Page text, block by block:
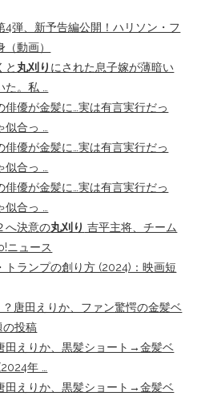
4弾、新予告編公開！ハリソン・フ
動画）
と 丸刈り にされた息子嫁が薄暗い
。私 …
優が金髪に…実は有言実行だっ
合っ …
優が金髪に…実は有言実行だっ
合っ …
優が金髪に…実は有言実行だっ
合っ …
へ決意の丸刈り 吉平主将、チーム
ニュース
トランプの創り方 (2024)：映画短
唐田えりか、ファン驚愕の金髪ベ
の投稿
田えりか、黒髪ショート→金髪ベ
年 …
田えりか、黒髪ショート→金髪ベ